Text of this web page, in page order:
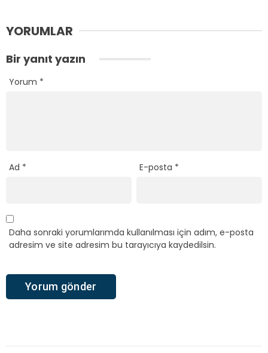
YORUMLAR
Bir yanıt yazın
Yorum *
Ad * E-posta *
Daha sonraki yorumlarımda kullanılması için adım, e-posta
adresim ve site adresim bu tarayıcıya kaydedilsin.